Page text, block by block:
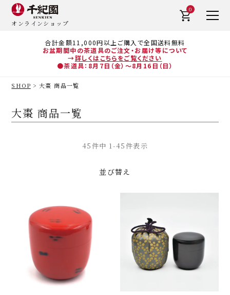
合計金額11,000円以上ご購入で全国送料無料
お盆期間中の茶道具のご注文・お届け等について
→詳しくはこちらをご覧ください
●茶道具：8月7日（金）～8月16日（日）
オンラインショップ
0
SHOP 大棗 商品一覧
大棗 商品一覧
並び替え
45件中 1-45件表示